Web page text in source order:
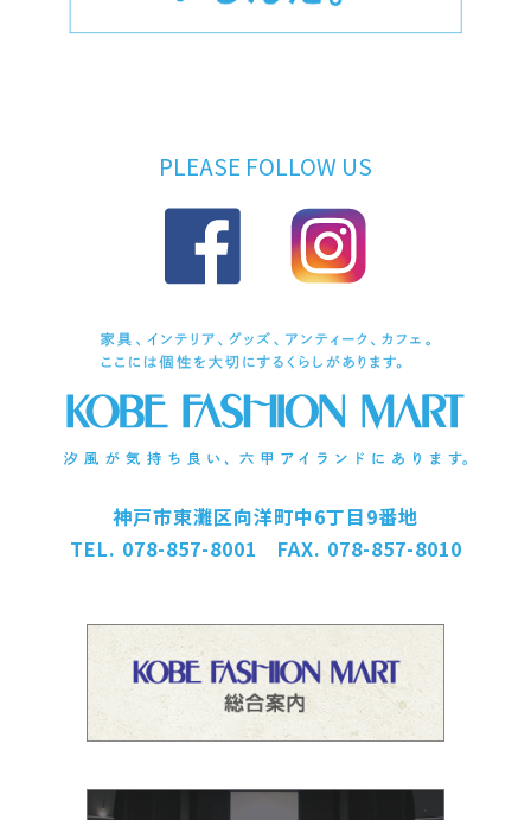
PLEASE FOLLOW US
神戸市東灘区向洋町中6丁目9番地
TEL. 078-857-8001 FAX. 078-857-8010